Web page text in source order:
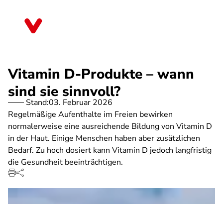
Vitamin D-Produkte – wann
sind sie sinnvoll?
Stand:03. Februar 2026
Regelmäßige Aufenthalte im Freien bewirken
normalerweise eine ausreichende Bildung von Vitamin D
in der Haut. Einige Menschen haben aber zusätzlichen
Bedarf. Zu hoch dosiert kann Vitamin D jedoch langfristig
die Gesundheit beeinträchtigen.